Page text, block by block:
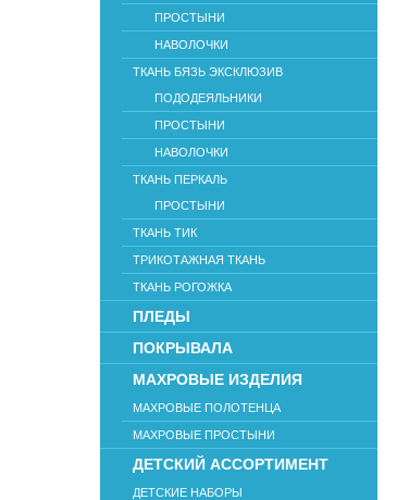
ПРОСТЫНИ
НАВОЛОЧКИ
ТКАНЬ БЯЗЬ ЭКСКЛЮЗИВ
ПОДОДЕЯЛЬНИКИ
ПРОСТЫНИ
НАВОЛОЧКИ
ТКАНЬ ПЕРКАЛЬ
ПРОСТЫНИ
ТКАНЬ ТИК
ТРИКОТАЖНАЯ ТКАНЬ
ТКАНЬ РОГОЖКА
ПЛЕДЫ
ПОКРЫВАЛА
МАХРОВЫЕ ИЗДЕЛИЯ
МАХРОВЫЕ ПОЛОТЕНЦА
МАХРОВЫЕ ПРОСТЫНИ
ДЕТСКИЙ АССОРТИМЕНТ
ДЕТСКИЕ НАБОРЫ